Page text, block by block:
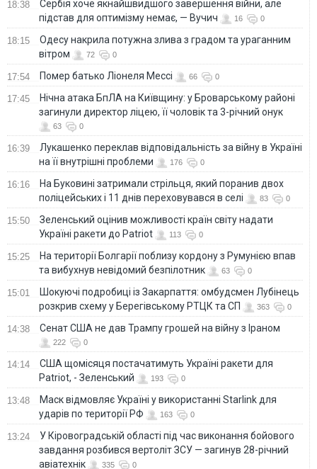
18:38
Сербія хоче якнайшвидшого завершення війни, але
підстав для оптимізму немає, — Вучич
16 0
18:15
Одесу накрила потужна злива з градом та ураганним
вітром
72 0
17:54 Помер батько Ліонеля Мессі 66 0
17:45
Нічна атака БпЛА на Київщину: у Броварському районі
загинули директор ліцею, її чоловік та 3-річний онук
63 0
16:39
Лукашенко переклав відповідальність за війну в Україні
на її внутрішні проблеми
176 0
16:16
На Буковині затримали стрільця, який поранив двох
поліцейських і 11 днів переховувався в селі
83 0
15:50
Зеленський оцінив можливості країн світу надати
Україні ракети до Patriot
113 0
15:25
На території Болгарії поблизу кордону з Румунією впав
та вибухнув невідомий безпілотник
63 0
15:01
Шокуючі подробиці із Закарпаття: омбудсмен Лубінець
розкрив схему у Берегівському РТЦК та СП
363 0
14:38 Сенат США не дав Трампу грошей на війну з Іраном
222 0
14:14
США щомісяця постачатимуть Україні ракети для
Patriot, - Зеленський
193 0
13:48
Маск відмовляє Україні у використанні Starlink для
ударів по території РФ
163 0
13:24
У Кіровоградській області під час виконання бойового
завдання розбився вертоліт ЗСУ — загинув 28-річний
авіатехнік
335 0